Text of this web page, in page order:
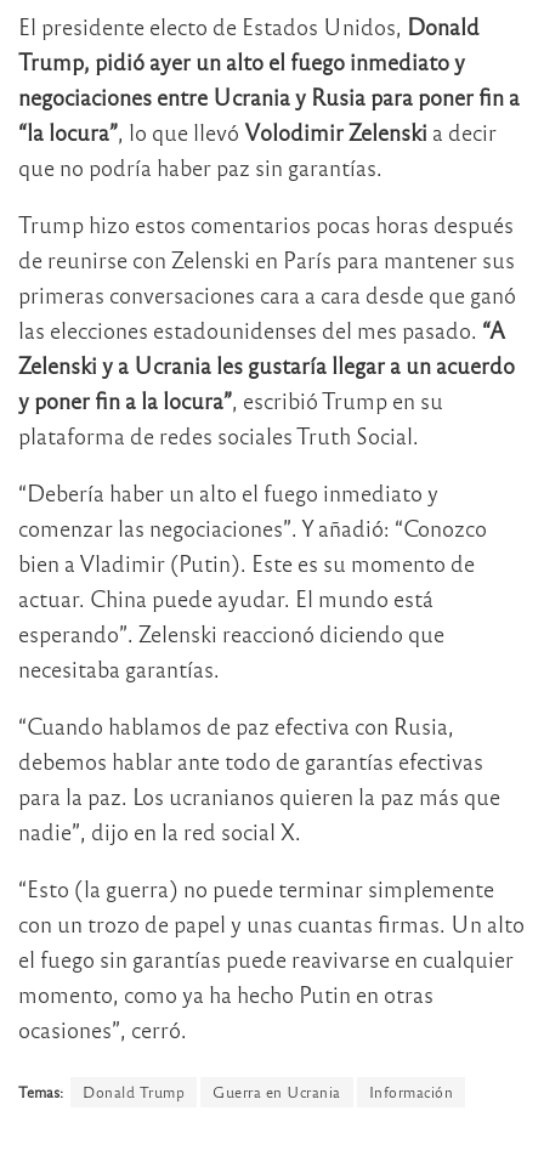
El presidente electo de Estados Unidos, Donald
Trump, pidió ayer un alto el fuego inmediato y
negociaciones entre Ucrania y Rusia para poner fin a
“la locura”, lo que llevó Volodimir Zelenski a decir
que no podría haber paz sin garantías.
Trump hizo estos comentarios pocas horas después
de reunirse con Zelenski en París para mantener sus
primeras conversaciones cara a cara desde que ganó
las elecciones estadounidenses del mes pasado. “A
Zelenski y a Ucrania les gustaría llegar a un acuerdo
y poner fin a la locura”, escribió Trump en su
plataforma de redes sociales Truth Social.
“Debería haber un alto el fuego inmediato y
comenzar las negociaciones”. Y añadió: “Conozco
bien a Vladimir (Putin). Este es su momento de
actuar. China puede ayudar. El mundo está
esperando”. Zelenski reaccionó diciendo que
necesitaba garantías.
“Cuando hablamos de paz efectiva con Rusia,
debemos hablar ante todo de garantías efectivas
para la paz. Los ucranianos quieren la paz más que
nadie”, dijo en la red social X.
“Esto (la guerra) no puede terminar simplemente
con un trozo de papel y unas cuantas firmas. Un alto
el fuego sin garantías puede reavivarse en cualquier
momento, como ya ha hecho Putin en otras
ocasiones”, cerró.
Temas: Donald Trump Guerra en Ucrania Información